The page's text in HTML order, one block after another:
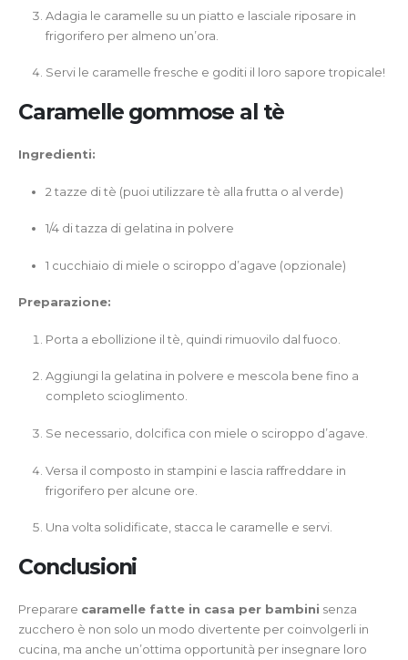
Adagia le caramelle su un piatto e lasciale riposare in
frigorifero per almeno un’ora.
Servi le caramelle fresche e goditi il loro sapore tropicale!
Caramelle gommose al tè
Ingredienti:
2 tazze di tè (puoi utilizzare tè alla frutta o al verde)
1/4 di tazza di gelatina in polvere
1 cucchiaio di miele o sciroppo d’agave (opzionale)
Preparazione:
Porta a ebollizione il tè, quindi rimuovilo dal fuoco.
Aggiungi la gelatina in polvere e mescola bene fino a
completo scioglimento.
Se necessario, dolcifica con miele o sciroppo d’agave.
Versa il composto in stampini e lascia raffreddare in
frigorifero per alcune ore.
Una volta solidificate, stacca le caramelle e servi.
Conclusioni
Preparare caramelle fatte in casa per bambini senza
zucchero è non solo un modo divertente per coinvolgerli in
cucina, ma anche un’ottima opportunità per insegnare loro